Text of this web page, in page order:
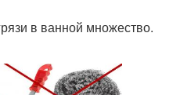
в ванной множество.